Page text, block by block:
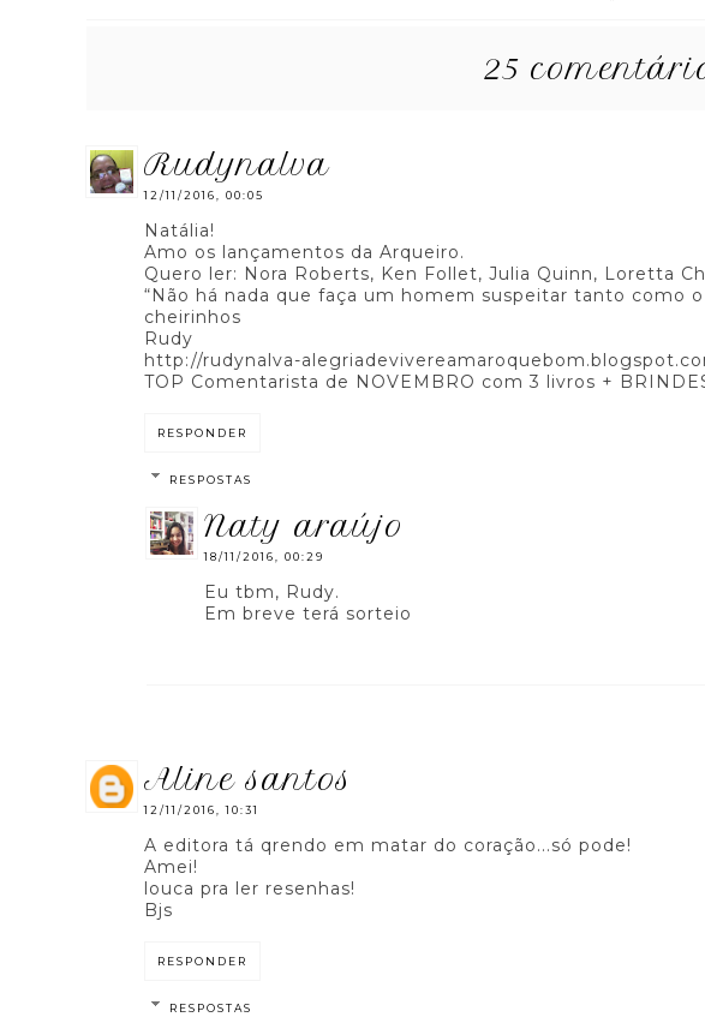
25
rudynalva
12/11/2016, 00:05
Natália!
Amo os lançamentos da Arqueiro.
Quero ler: Nora Roberts, Ken Follet, Julia Quinn, Loretta
“Não há nada que faça um homem suspeitar tanto como
cheirinhos
Rudy
http://rudynalva-
TOP Comentarista de NOVEMBRO com 3 livros +
RESPONDER
RESPOSTAS
naty araújo
18/11/2016, 00:29
Eu tbm, Rudy.
Em breve terá sorteio
aline santos
12/11/2016, 10:31
A editora tá qrendo em matar do coração...só pode!
Amei!
louca pra ler resenhas!
Bjs
RESPONDER
RESPOSTAS